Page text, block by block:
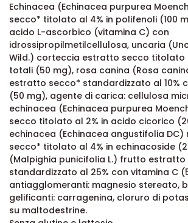
Echinacea (Echinacea purpurea
secco* titolato al 4% in polifenoli (100
acido L-ascorbico (vitamina C) con
idrossipropilmetilcellulosa, uncaria
Wild.) corteccia estratto secco titolato
totali (50 mg), rosa canina (Rosa
estratto secco* standardizzato al 10%
(50 mg), agente di carica: cellulosa
echinacea (Echinacea purpurea
secco titolato al 2% in acido cicorico
echinacea (Echinacea angustifolia
secco* titolato al 4% in echinacoside
(Malpighia punicifolia L.) frutto estratto
standardizzato al 25% con vitamina C
antiagglomeranti: magnesio stereato,
gelificanti: carragenina, cloruro di
su maltodestrine.